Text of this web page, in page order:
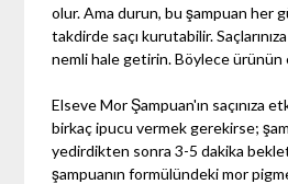
olur. Ama durun, bu şampuan her
takdirde saçı kurutabilir.
nemli hale getirin. Böylece ürünün
Elseve Mor Şampuan'ın saçınıza
birkaç ipucu vermek gerekirse;
yedirdikten sonra 3-5 dakika
şampuanın formülündeki mor